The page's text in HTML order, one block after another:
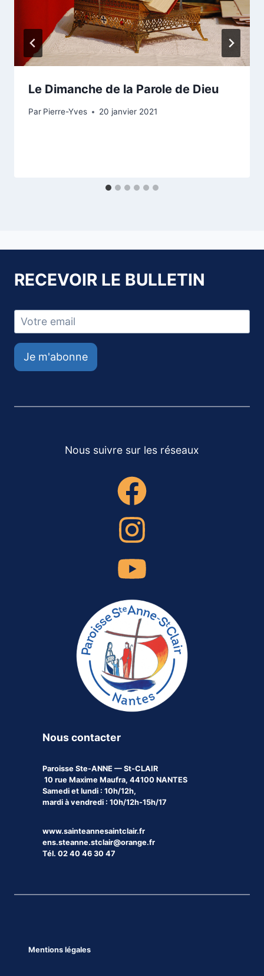
Le Dimanche de la Parole de Dieu
Par Pierre-Yves 20 janvier 2021
RECEVOIR LE BULLETIN
Je m'abonne
Nous suivre sur les réseaux
Nous contacter
Paroisse Ste-ANNE — St-CLAIR
10 rue Maxime Maufra, 44100 NANTES
Samedi et lundi : 10h/12h,
mardi à vendredi : 10h/12h-15h/17
www.sainteannesaintclair.fr
ens.steanne.stclair@orange.fr
Tél. 02 40 46 30 47
Mentions légales